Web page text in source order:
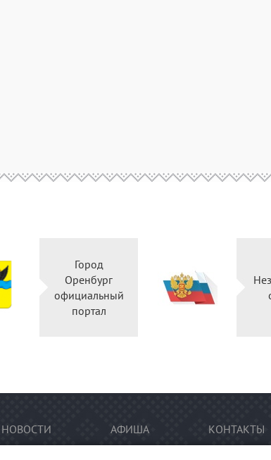
Оренбург
официальный
НОВОСТИ АФИША КОНТАКТЫ